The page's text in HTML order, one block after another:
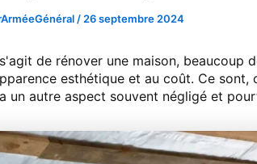
/ 26 septembre 2024
de rénover une maison, beaucoup
esthétique et au coût. Ce sont,
un autre aspect souvent négligé et